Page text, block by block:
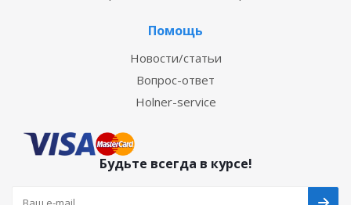
Помощь
Новости/статьи
Вопрос-ответ
Holner-service
Будьте всегда в курсе!